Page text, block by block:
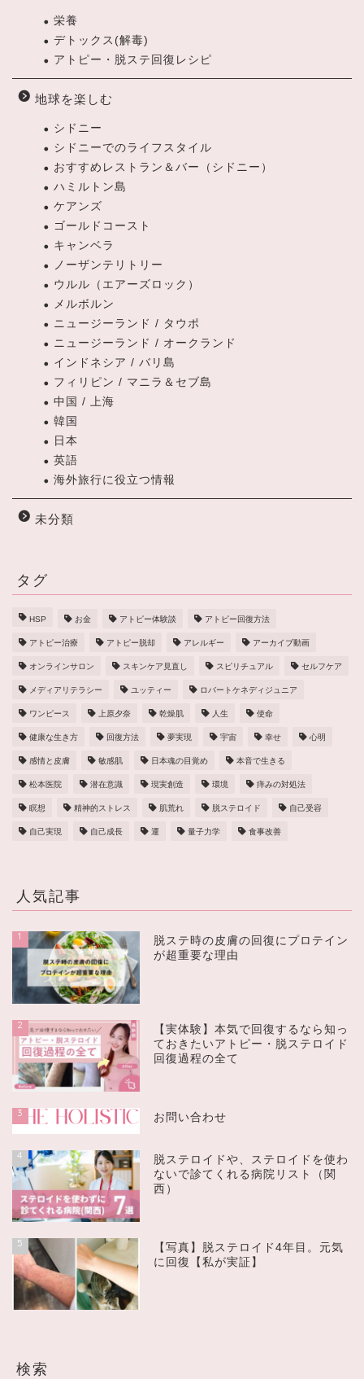
栄養
デトックス(解毒)
アトピー・脱ステ回復レシピ
地球を楽しむ
シドニー
シドニーでのライフスタイル
おすすめレストラン＆バー（シドニー）
ハミルトン島
ケアンズ
ゴールドコースト
キャンベラ
ノーザンテリトリー
ウルル（エアーズロック）
メルボルン
ニュージーランド / タウポ
ニュージーランド / オークランド
インドネシア / バリ島
フィリピン / マニラ＆セブ島
中国 / 上海
韓国
日本
英語
海外旅行に役立つ情報
未分類
タグ
HSP お金 アトピー体験談 アトピー回復方法
アトピー治療 アトピー脱却 アレルギー アーカイブ動画
オンラインサロン スキンケア見直し スピリチュアル セルフケア
メディアリテラシー ユッティー ロバートケネディジュニア
ワンピース 上原夕奈 乾燥肌 人生 使命
健康な生き方 回復方法 夢実現 宇宙 幸せ 心明
感情と皮膚 敏感肌 日本魂の目覚め 本音で生きる
松本医院 潜在意識 現実創造 環境 痒みの対処法
瞑想 精神的ストレス 肌荒れ 脱ステロイド 自己受容
自己実現 自己成長 運 量子力学 食事改善
人気記事
1
脱ステ時の皮膚の回復にプロテイン
が超重要な理由
2
【実体験】本気で回復するなら知っ
ておきたいアトピー・脱ステロイド
回復過程の全て
3 お問い合わせ
4
脱ステロイドや、ステロイドを使わ
ないで診てくれる病院リスト（関
西）
5
【写真】脱ステロイド4年目。元気
に回復【私が実証】
検索